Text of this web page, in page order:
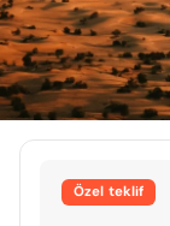
Özel teklif